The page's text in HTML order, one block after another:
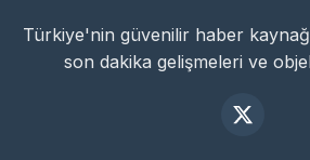
Türkiye'nin güvenilir haber
son dakika gelişmeleri ve